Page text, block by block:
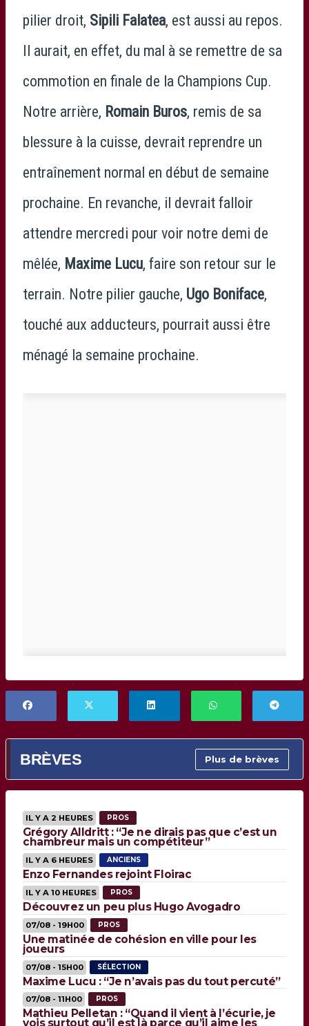
pilier droit, Sipili Falatea, est aussi au repos.
Il aurait, en effet, du mal à se remettre de sa
commotion en finale de la Champions Cup.
Notre arrière, Romain Buros, remis de sa
blessure à la cuisse, devrait reprendre un
entraînement normal en début de semaine
prochaine. En revanche, il devrait falloir
attendre mercredi pour voir notre demi de
mêlée, Maxime Lucu, faire son retour sur le
terrain. Notre pilier gauche, Ugo Boniface,
touché aux adducteurs, pourrait aussi être
ménagé la semaine prochaine.
BRÈVES Plus de brèves
IL Y A 2 HEURES PROS
Grégory Alldritt : “Je ne dirais pas que c’est un
chambreur mais un compétiteur”
IL Y A 6 HEURES ANCIENS
Enzo Fernandes rejoint Floirac
IL Y A 10 HEURES PROS
Découvrez un peu plus Hugo Avogadro
07/08 - 19H00 PROS
Une matinée de cohésion en ville pour les
joueurs
07/08 - 15H00 SÉLECTION
Maxime Lucu : “Je n’avais pas du tout percuté”
07/08 - 11H00 PROS
Mathieu Pelletan : “Quand il vient à l’écurie, je
vois surtout qu’il est là parce qu’il aime les